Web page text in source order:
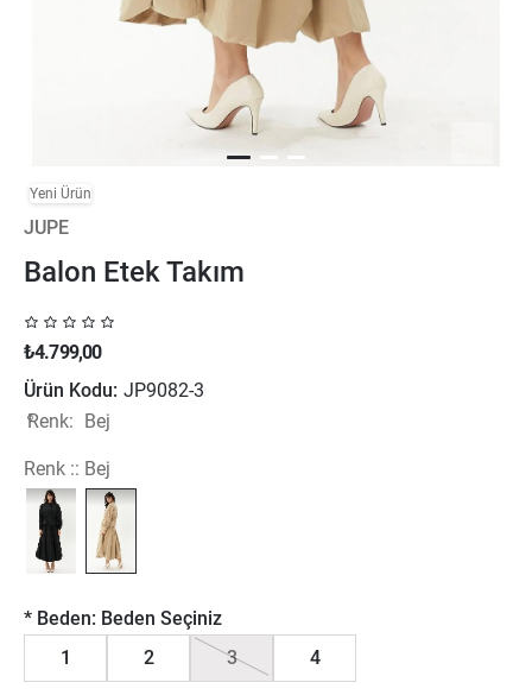
Yeni Ürün
JUPE
Balon Etek Takım
₺4.799,00
Ürün Kodu: JP9082-3
Renk: Bej
Renk :: Bej
* Beden: Beden Seçiniz
1
2 3 4